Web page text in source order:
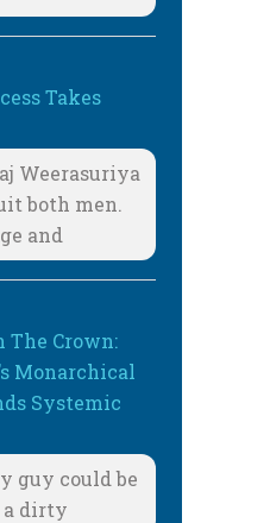
Takes
Weerasuriya
both men.
and
The Crown:
Monarchical
Systemic
guy could be
dirty